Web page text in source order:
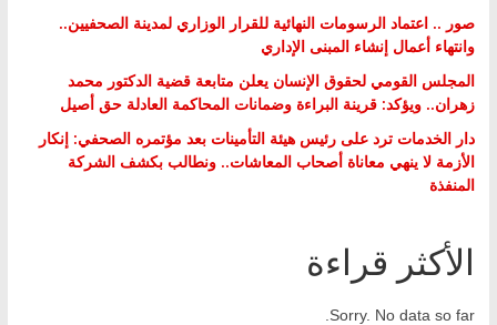
صور .. اعتماد الرسومات النهائية للقرار الوزاري لمدينة الصحفيين..
وانتهاء أعمال إنشاء المبنى الإداري
المجلس القومي لحقوق الإنسان يعلن متابعة قضية الدكتور محمد
زهران.. ويؤكد: قرينة البراءة وضمانات المحاكمة العادلة حق أصيل
دار الخدمات ترد على رئيس هيئة التأمينات بعد مؤتمره الصحفي: إنكار
الأزمة لا ينهي معاناة أصحاب المعاشات.. ونطالب بكشف الشركة
المنفذة
الأكثر قراءة
Sorry. No data so far.